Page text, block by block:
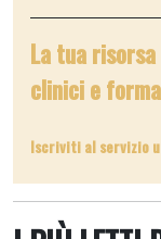
La tua
clinici e
Iscriviti al servizio